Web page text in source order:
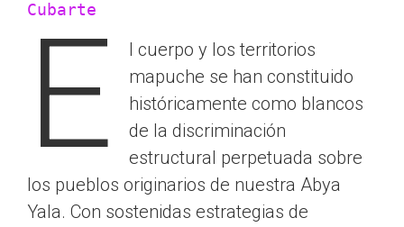
Cubarte
E
l cuerpo y los territorios
mapuche se han constituido
históricamente como blancos
de la discriminación
estructural perpetuada sobre
los pueblos originarios de nuestra Abya
Yala. Con sostenidas estrategias de